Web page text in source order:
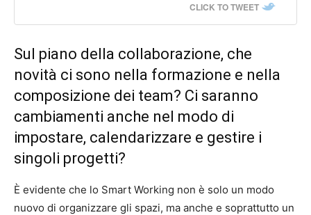
CLICK TO TWEET
Sul piano della collaborazione, che
novità ci sono nella formazione e nella
composizione dei team? Ci saranno
cambiamenti anche nel modo di
impostare, calendarizzare e gestire i
singoli progetti?
È evidente che lo Smart Working non è solo un modo
nuovo di organizzare gli spazi, ma anche e soprattutto un